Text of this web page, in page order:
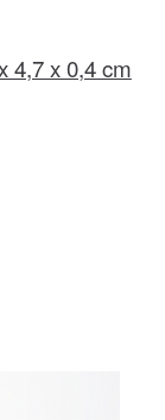
4,7 x 0,4 cm